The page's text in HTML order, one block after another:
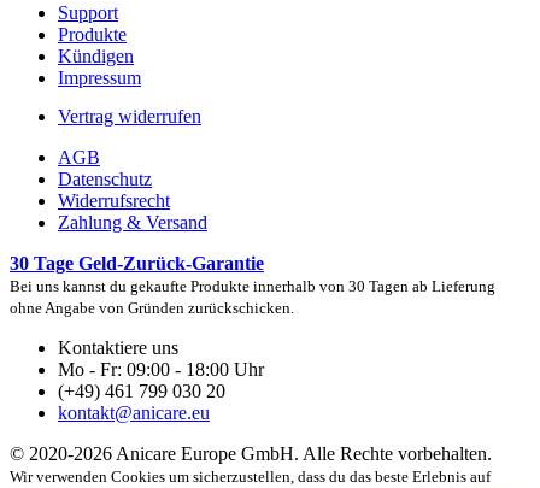
Support
Produkte
Kündigen
Impressum
Vertrag widerrufen
AGB
Datenschutz
Widerrufsrecht
Zahlung & Versand
30 Tage Geld-Zurück-Garantie
Bei uns kannst du gekaufte Produkte innerhalb von 30 Tagen ab Lieferung
ohne Angabe von Gründen zurückschicken.
Kontaktiere uns
Mo - Fr: 09:00 - 18:00 Uhr
(+49) 461 799 030 20
kontakt@anicare.eu
© 2020-2026 Anicare Europe GmbH. Alle Rechte vorbehalten.
Wir verwenden Cookies um sicherzustellen, dass du das beste Erlebnis auf